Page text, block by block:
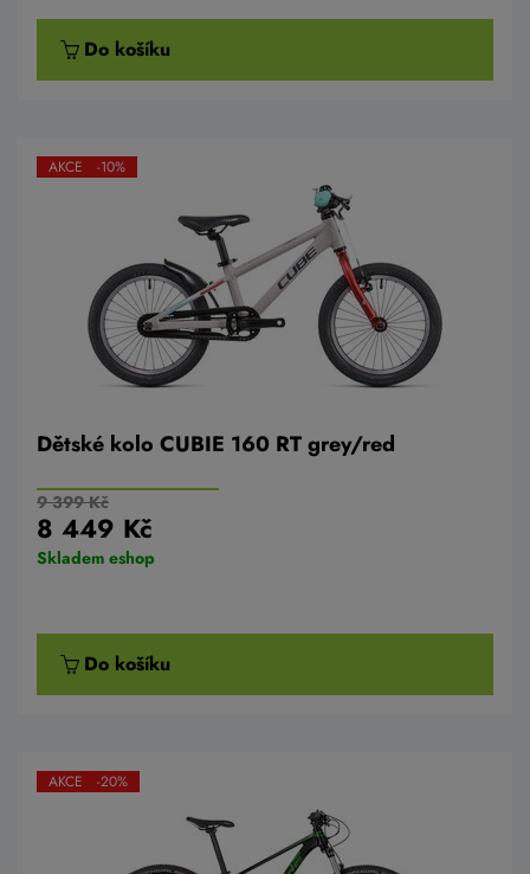
Do košíku
Dětské kolo CUBIE 160 RT grey/red
AKCE -10%
9 399 Kč
8 449 Kč
Skladem eshop
Do košíku
AKCE -20%